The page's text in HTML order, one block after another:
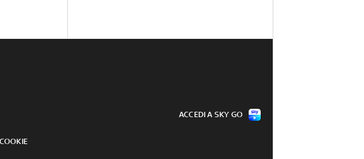
ACCEDI A SKY GO